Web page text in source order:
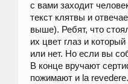
с вами заходит
текст клятвы и
выше). Ребят, что
их цвет глаз и
или нет. Но если вы
В конце вручают
пожимают и la